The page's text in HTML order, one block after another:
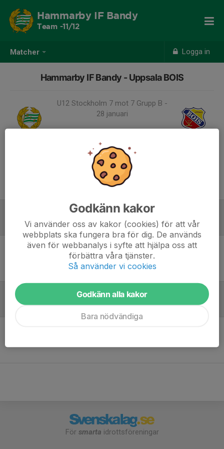
Matcher Logga in
Hammarby IF Bandy
Team -11/12
Hammarby IF Bandy - Uppsala BOIS
U12 Stockholm 7 mot 7 Grupp B -
28 januari
-
28 jan 2024, 14:00,
Sollentunavallen
Samling 14:00
Laguppställning
Ingen uppställning ifylld
Referat
För smarta idrottsföreningar
Godkänn kakor
Vi använder oss av kakor (cookies) för att vår
webbplats ska fungera bra för dig. De används
även för webbanalys i syfte att hjälpa oss att
förbättra våra tjänster.
Så använder vi cookies
Godkänn alla kakor
Bara nödvändiga